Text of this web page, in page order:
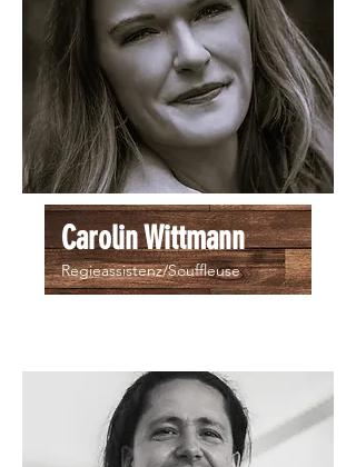
Regieassistenz/Souffleuse
Carolin Wittmann